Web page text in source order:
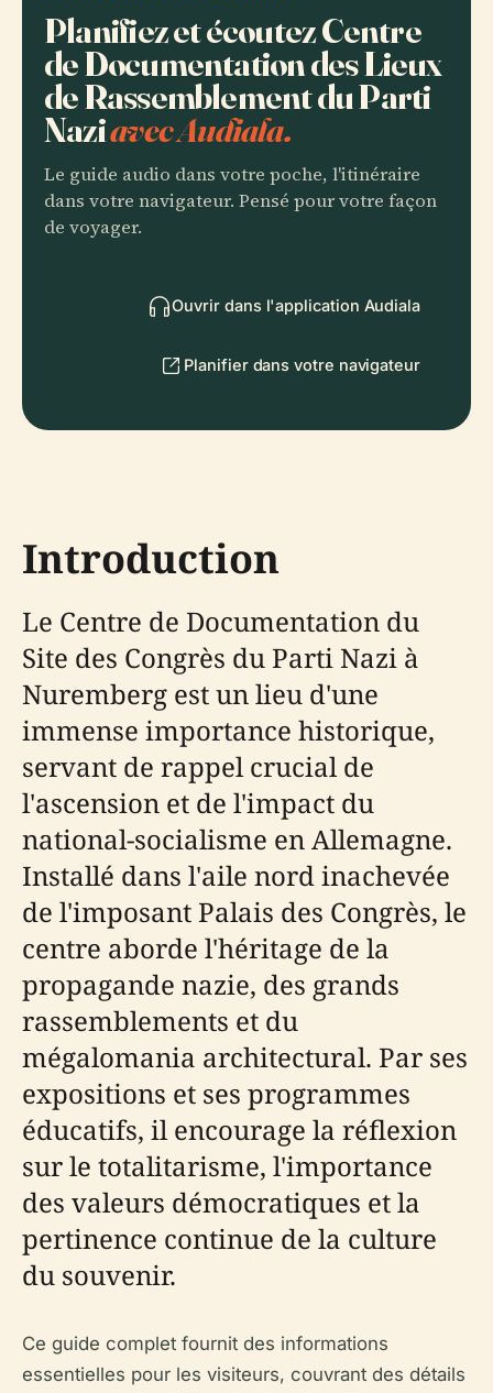
Planifiez et écoutez Centre
de Documentation des Lieux
de Rassemblement du Parti
Naziavec Audiala.
Le guide audio dans votre poche, l'itinéraire
dans votre navigateur. Pensé pour votre façon
de voyager.
Ouvrir dans l'application Audiala
Planifier dans votre navigateur
Introduction
Le Centre de Documentation du
Site des Congrès du Parti Nazi à
Nuremberg est un lieu d'une
immense importance historique,
servant de rappel crucial de
l'ascension et de l'impact du
national-socialisme en Allemagne.
Installé dans l'aile nord inachevée
de l'imposant Palais des Congrès, le
centre aborde l'héritage de la
propagande nazie, des grands
rassemblements et du
mégalomania architectural. Par ses
expositions et ses programmes
éducatifs, il encourage la réflexion
sur le totalitarisme, l'importance
des valeurs démocratiques et la
pertinence continue de la culture
du souvenir.
Ce guide complet fournit des informations
essentielles pour les visiteurs, couvrant des détails